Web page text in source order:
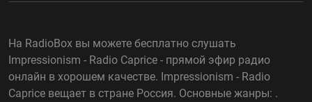
На RadioBox вы можете бесплатно слушать
Impressionism - Radio Caprice - прямой эфир радио
онлайн в хорошем качестве. Impressionism - Radio
Caprice вещает в стране Россия. Основные жанры: .